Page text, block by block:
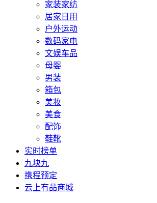
家装家纺
居家日用
户外运动
数码家电
文娱车品
母婴
男装
箱包
美妆
美食
配饰
鞋靴
实时榜单
九块九
携程预定
云上有品商城